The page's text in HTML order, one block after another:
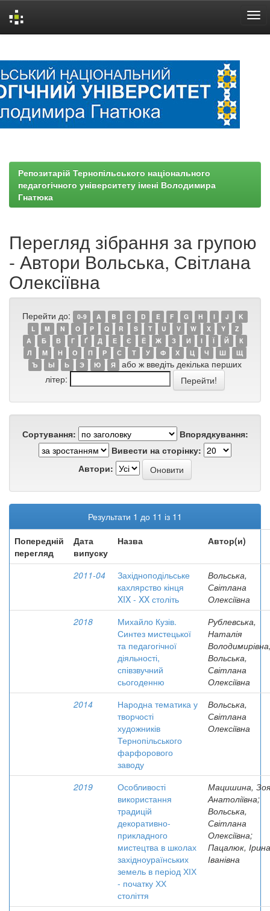
Репозитарій Тернопільського національного
педагогічного університету імені Володимира
Гнатюка
Перегляд зібрання за групою
- Автори Вольська, Світлана
Олексіївна
Перейти до: 0-9 A B C D E F G H I J
K
L
M N O P Q R S T U V W X Y
Z
А
Б В Г Ґ Д Е Є Ё Ж З И І Ї Й
К
Л
М Н О П Р С Т У Ф Х Ц Ч Ш
Щ
Ъ
Ы Ь Э Ю Я
або ж введіть декілька перших
літер:
Сортування:
Впорядкування:
Вивести на сторінку:
Автори:
Результати 1 до 11 із 11
Попередній
перегляд
Дата
випуску
Назва Автор(и)
2011-04
Західноподільське
кахлярство кінця
XIX - XX століть
Вольська,
Світлана
Олексіївна
2018
Михайло Кузів.
Синтез мистецької
та педагогічної
діяльності,
співзвучний
сьогоденню
Рублевська,
Наталія
Вольська,
Світлана
Олексіївна
2014
Народна тематика у
творчості
художників
Тернопільського
фарфорового
заводу
Вольська,
Світлана
Олексіївна
2019
Особливості
використання
традицій
декоративно-
прикладного
мистецтва в школах
західноураїнських
земель в період ХІХ
- початку ХХ
століття
Мацишина, Зоя
Анатоліївна;
Вольська,
Світлана
Олексіївна;
Пацалюк, Ірина
Іванівна